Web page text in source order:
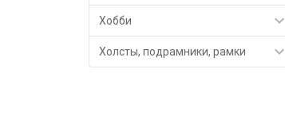
Хобби 
Холсты, подрамники, рамки 